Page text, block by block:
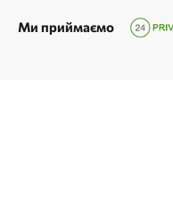
Ми приймаємо